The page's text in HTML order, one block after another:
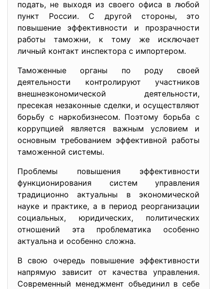
подать, не выходя из своего офиса в любой
пункт России. С другой стороны, это
повышение эффективности и прозрачности
работы таможни, к тому же исключает
личный контакт инспектора с импортером.
Таможенные органы по роду своей
деятельности контролируют участников
внешнеэкономической деятельности,
пресекая незаконные сделки, и осуществляют
борьбу с наркобизнесом. Поэтому борьба с
коррупцией является важным условием и
основным требованием эффективной работы
таможенной системы.
Проблемы повышения эффективности
функционирования систем управления
традиционно актуальны в экономической
науке и практике, а в период реорганизации
социальных, юридических, политических
отношений эта проблематика особенно
актуальна и особенно сложна.
В свою очередь повышение эффективности
напрямую зависит от качества управления.
Современный менеджмент объединил в себе